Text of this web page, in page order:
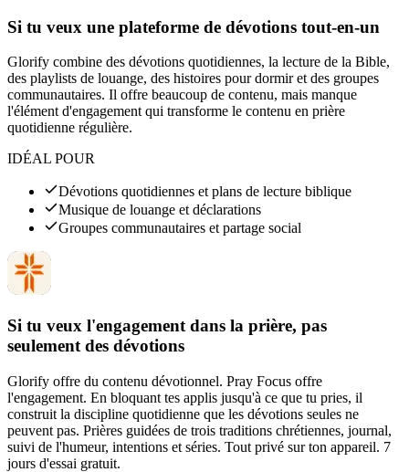
Si tu veux une plateforme de dévotions tout-en-un
Glorify combine des dévotions quotidiennes, la lecture de la Bible,
des playlists de louange, des histoires pour dormir et des groupes
communautaires. Il offre beaucoup de contenu, mais manque
l'élément d'engagement qui transforme le contenu en prière
quotidienne régulière.
IDÉAL POUR
Dévotions quotidiennes et plans de lecture biblique
Musique de louange et déclarations
Groupes communautaires et partage social
Si tu veux l'engagement dans la prière, pas
seulement des dévotions
Glorify offre du contenu dévotionnel. Pray Focus offre
l'engagement. En bloquant tes applis jusqu'à ce que tu pries, il
construit la discipline quotidienne que les dévotions seules ne
peuvent pas. Prières guidées de trois traditions chrétiennes, journal,
suivi de l'humeur, intentions et séries. Tout privé sur ton appareil. 7
jours d'essai gratuit.